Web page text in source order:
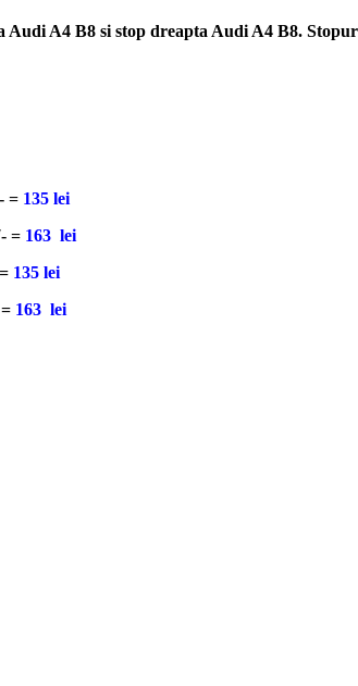
A4 B8 si stop dreapta Audi A4 B8.
= 135 lei
= 163 lei
135 lei
163 lei